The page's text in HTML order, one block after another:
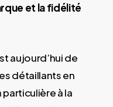
et la fidélité
aujourd’hui de
détaillants en
à la